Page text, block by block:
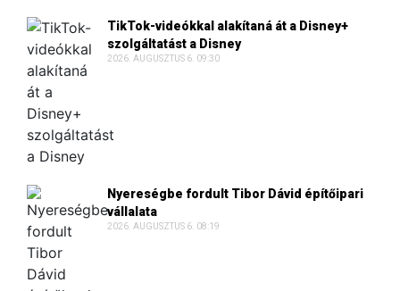
TikTok-videókkal alakítaná át a Disney+
szolgáltatást a Disney
2026. AUGUSZTUS 6. 09:30
Nyereségbe fordult Tibor Dávid építőipari
vállalata
2026. AUGUSZTUS 6. 08:19